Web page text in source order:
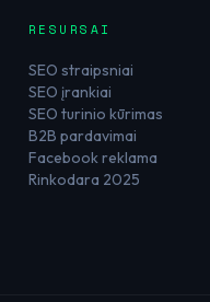
RESURSAI
SEO straipsniai
SEO įrankiai
SEO turinio kūrimas
B2B pardavimai
Facebook reklama
Rinkodara 2025